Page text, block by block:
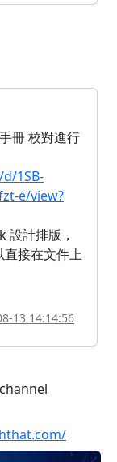
冊 校對進行
1SB-
e/view?
設計排版，
直接在文件上
13 14:14:56